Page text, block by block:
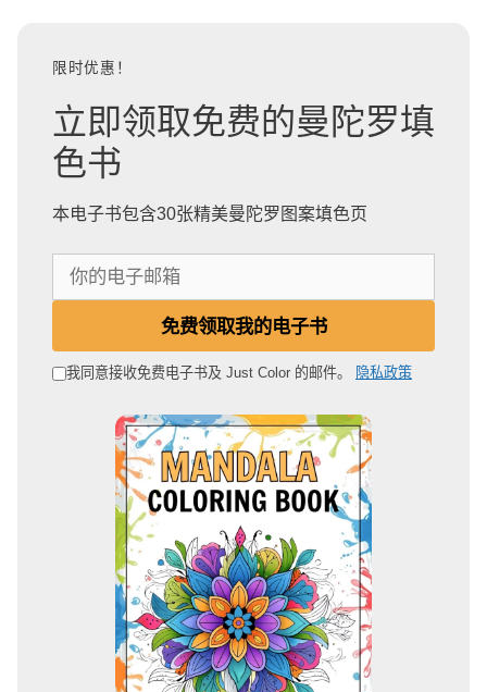
限时优惠！
立即领取免费的曼陀罗填
色书
本电子书包含30张精美曼陀罗图案填色页
邮
免费领取我的电子书
我同意接收免费电子书及 Just Color 的邮件。 隐私政策